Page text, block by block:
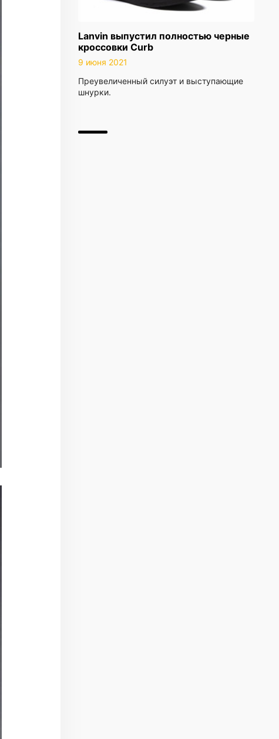
Lanvin выпустил полностью черные
кроссовки Curb
9 июня 2021
Преувеличенный силуэт и выступающие
шнурки.